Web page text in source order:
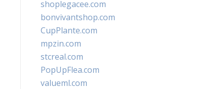
shoplegacee.com
bonvivantshop.com
CupPlante.com
mpzin.com
stcreal.com
PopUpFlea.com
valueml.com